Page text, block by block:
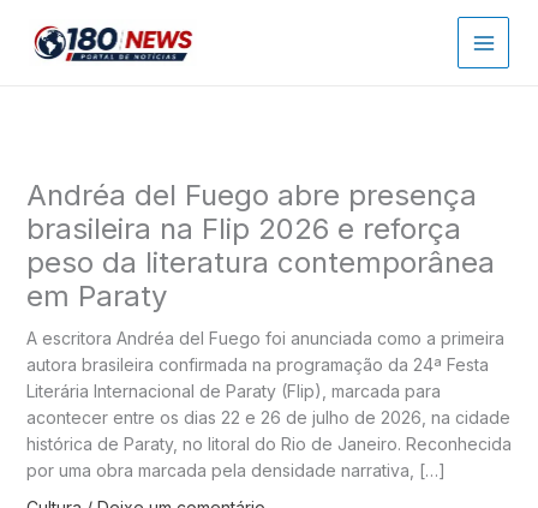
para
Andréa del Fuego abre presença
brasileira na Flip 2026 e reforça
peso da literatura contemporânea
em Paraty
A escritora Andréa del Fuego foi anunciada como a primeira
autora brasileira confirmada na programação da 24ª Festa
Literária Internacional de Paraty (Flip), marcada para
acontecer entre os dias 22 e 26 de julho de 2026, na cidade
histórica de Paraty, no litoral do Rio de Janeiro. Reconhecida
por uma obra marcada pela densidade narrativa, […]